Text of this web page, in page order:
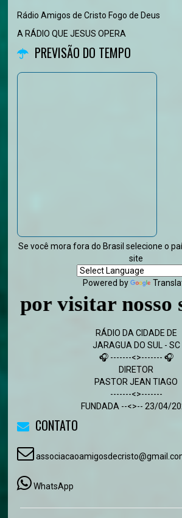
Rádio Amigos de Cristo Fogo de Deus
A RÁDIO QUE JESUS OPERA
PREVISÃO DO TEMPO
Se você mora fora do Brasil selecione o
site
Powered by
nosso site -
RÁDIO DA CIDADE DE
JARAGUA DO SUL - SC
🎧 -------<>------- 🎧
DIRETOR
PASTOR JEAN TIAGO
-------<>-------
FUNDADA --<>-- 23/04/
CONTATO
WhatsApp